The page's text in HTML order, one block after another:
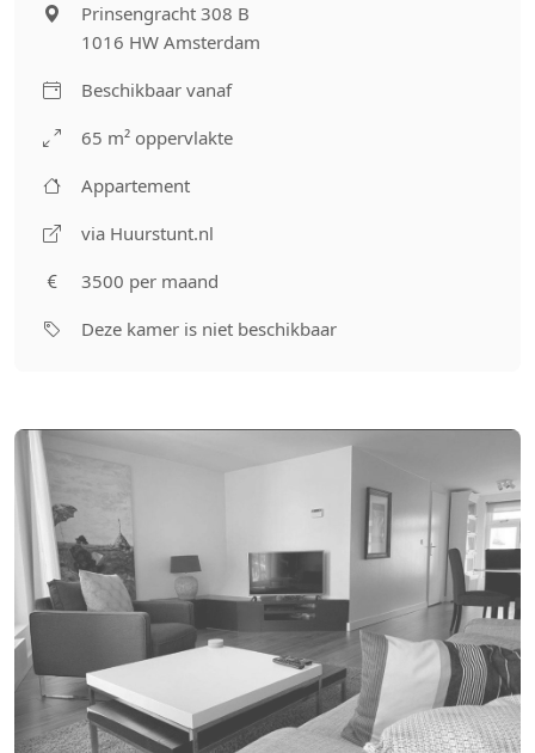
Prinsengracht 308 B
1016 HW Amsterdam
Beschikbaar vanaf
65 m² oppervlakte
Appartement
via Huurstunt.nl
3500 per maand
Deze kamer is niet beschikbaar